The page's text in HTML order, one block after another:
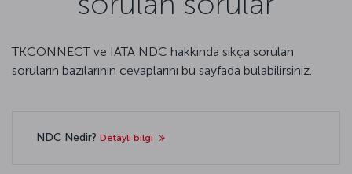
TKCONNECT ve IATA NDC hakkında sıkça sorulan
soruların bazılarının cevaplarını bu sayfada bulabilirsiniz.
NDC Nedir? Detaylı bilgi